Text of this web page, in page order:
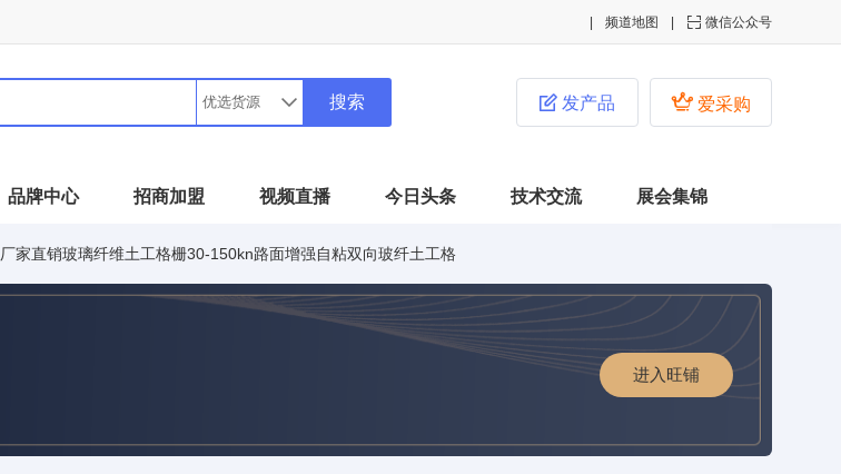
 微信公众号
频道地图
 爱采购
 发产品
品牌中心 招商加盟 视频直播 今日头条 技术交流 展会集锦
厂家直销玻璃纤维土工格栅30-150kn路面增强自粘双向玻纤土工格
进入旺铺